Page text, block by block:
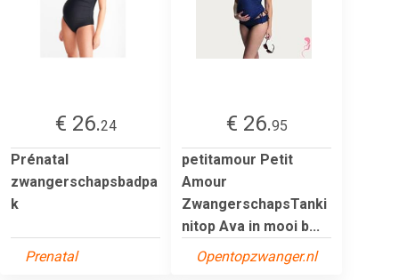
€ 26.24
Prénatal
zwangerschapsbadpa
k
Prenatal
€ 26.95
petitamour Petit
Amour
ZwangerschapsTanki
nitop Ava in mooi b...
Opentopzwanger.nl